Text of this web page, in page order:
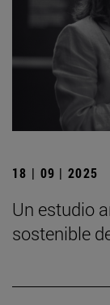
18 | 09 | 2025
Un estudio
sostenible